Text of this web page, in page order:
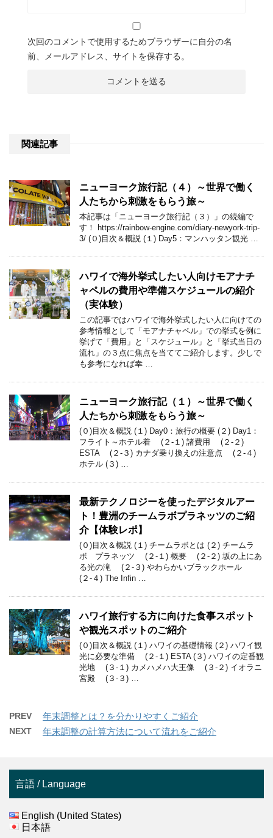
次回のコメントで使用するためブラウザーに自分の名
前、メールアドレス、サイトを保存する。
関連記事
ニューヨーク旅行記（４）～世界で働く
人たちから刺激をもらう旅～
本記事は「ニューヨーク旅行記（３）」の続編で
す！ https://rainbow-engine.com/diary-newyork-trip-
3/ (０)目次＆概説 (１) Day5：マンハッタン観光 …
ハワイで海外挙式したい人向けモアナチ
ャペルの費用や準備スケジュールの紹介
（実体験）
この記事ではハワイで海外挙式したい人に向けての
参考情報として「モアナチャペル」での挙式を例に
挙げて「費用」と「スケジュール」と「挙式当日の
流れ」の３点に焦点を当ててご紹介します。少しで
も参考になれば幸 …
ニューヨーク旅行記（１）～世界で働く
人たちから刺激をもらう旅～
(０)目次＆概説 (１) Day0：旅行の概要 (２) Day1：
フライト～ホテル着 (２-１) 諸費用 (２-２)
ESTA (２-３) カナダ乗り換えの注意点 (２-４)
ホテル (３) …
最新テクノロジーを使ったデジタルアー
ト！豊洲のチームラボプラネッツのご紹
介【体験レポ】
(０)目次＆概説 (１) チームラボとは (２) チームラ
ボ プラネッツ (２-１) 概要 (２-２) 坂の上にあ
る光の滝 (２-３) やわらかいブラックホール
(２-４) The Infin …
ハワイ旅行する方に向けた食事スポット
や観光スポットのご紹介
(０)目次＆概説 (１) ハワイの基礎情報 (２) ハワイ観
光に必要な準備 (２-１) ESTA (３) ハワイの定番観
光地 (３-１) カメハメハ大王像 (３-２) イオラニ
宮殿 (３-３) …
PREV 年末調整とは？を分かりやすくご紹介
NEXT 年末調整の計算方法について流れをご紹介
言語 / Language
English (United States)
日本語